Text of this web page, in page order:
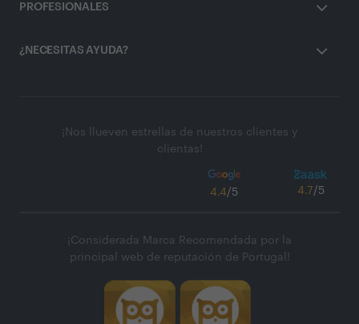
PROFESIONALES
¿NECESITAS AYUDA?
¡Nos llueven estrellas de nuestros clientes y
clientas!
4.4/5 4.7/5
¡Considerada Marca Recomendada por la
principal web de reputación de Portugal!